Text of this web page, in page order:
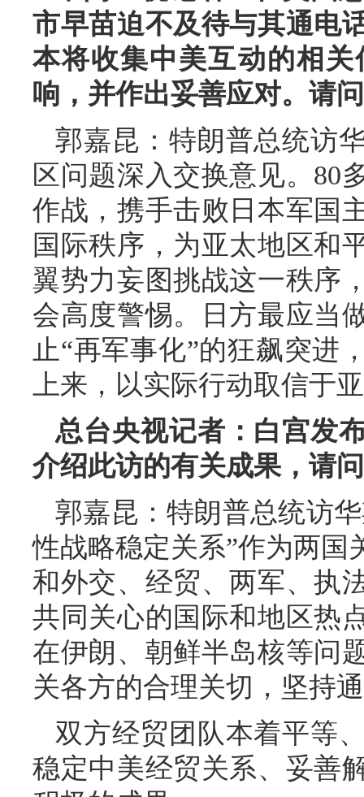
市早苗迫不及待与其通电
本将收集中美互动的相
响，并作出妥善应对。请
郭嘉昆：特朗普总统访
区问题深入交换意见。80
作战，携手击败日本军国
国际秩序，为亚太地区和
翼势力妄图挑战这一秩序
会高度警惕。日方最应当
止“再军事化”的狂飙突进
上来，以实际行动取信于
总台央视记者：白宫发
介绍此访的有关成果，请
郭嘉昆：特朗普总统访
性战略稳定关系”作为两国
和外交、经贸、两军、执
共同关心的国际和地区热
在伊朗、朝鲜半岛核等问
关各方的合理关切，坚持
双方经贸团队本着平等
稳定中美经贸关系、妥善